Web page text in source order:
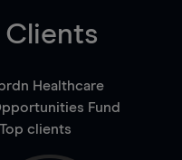
Healthcare
Fund
clients